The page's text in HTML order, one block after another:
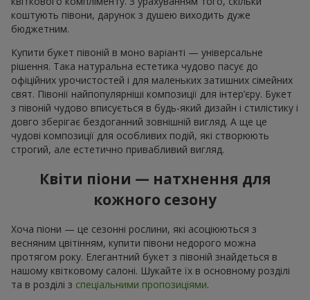
коштують півони, дарунок з душею виходить дуже
бюджетним.
Купити букет півоній в моно варіанті — універсальне
рішення. Така натуральна естетика чудово пасує до
офіційних урочистостей і для маленьких затишних сімейних
свят. Півонії найпопулярніші композиції для інтер’єру. Букет
з півоній чудово вписується в будь-який дизайн і стилістику і
довго зберігає бездоганний зовнішній вигляд. А ще це
чудові композиції для особливих подій, які створюють
строгий, але естетично привабливий вигляд.
Квіти піони — натхнення для
кожного сезону
Хоча піони — це сезонні рослини, які асоціюються з
весняним цвітінням, купити півони недорого можна
протягом року. Елегантний букет з півоній знайдеться в
нашому квітковому салоні. Шукайте їх в основному розділі
та в розділі з спеціальними пропозиціями.